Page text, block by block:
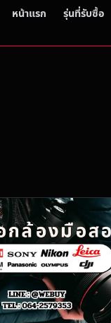
หน้าแรก รุ่นที่รับซื้อ